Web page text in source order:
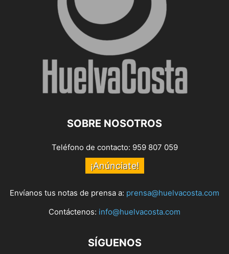
SOBRE NOSOTROS
Teléfono de contacto: 959 807 059
¡Anúnciate!
Envíanos tus notas de prensa a: prensa@huelvacosta.com
Contáctenos: info@huelvacosta.com
SÍGUENOS